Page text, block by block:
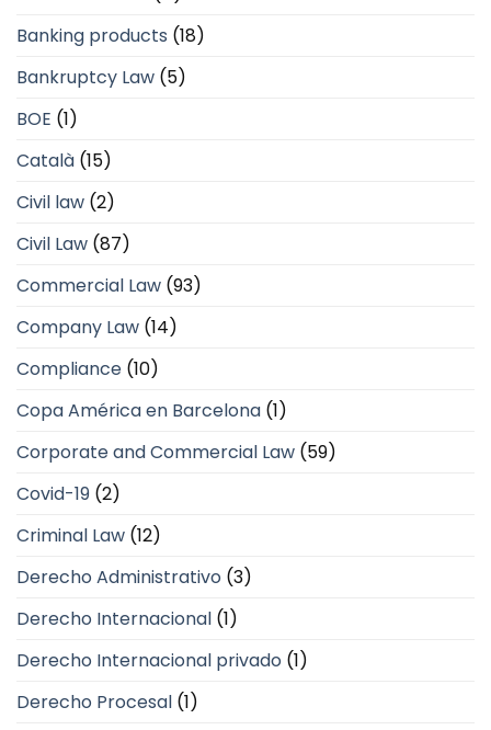
Banking products (18)
Bankruptcy Law (5)
BOE (1)
Català (15)
Civil law (2)
Civil Law (87)
Commercial Law (93)
Company Law (14)
Compliance (10)
Copa América en Barcelona (1)
Corporate and Commercial Law (59)
Covid-19 (2)
Criminal Law (12)
Derecho Administrativo (3)
Derecho Internacional (1)
Derecho Internacional privado (1)
Derecho Procesal (1)